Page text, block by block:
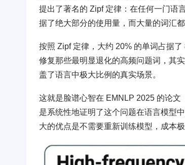
提出了著名的 Zipf 定律：在任何一门语
据了绝大部分的使用量，而大量的词汇
按照 Zipf 定律，大约 20% 的单词占据
修复那些最明显退化的高频问题词，其
盖了语言中极大比例的真实场景。
这就是脸谱心智在 EMNLP 2025 的论文
是系统性地证明了这个问题在语言模型
大的优点是不需要重新训练模型，成本